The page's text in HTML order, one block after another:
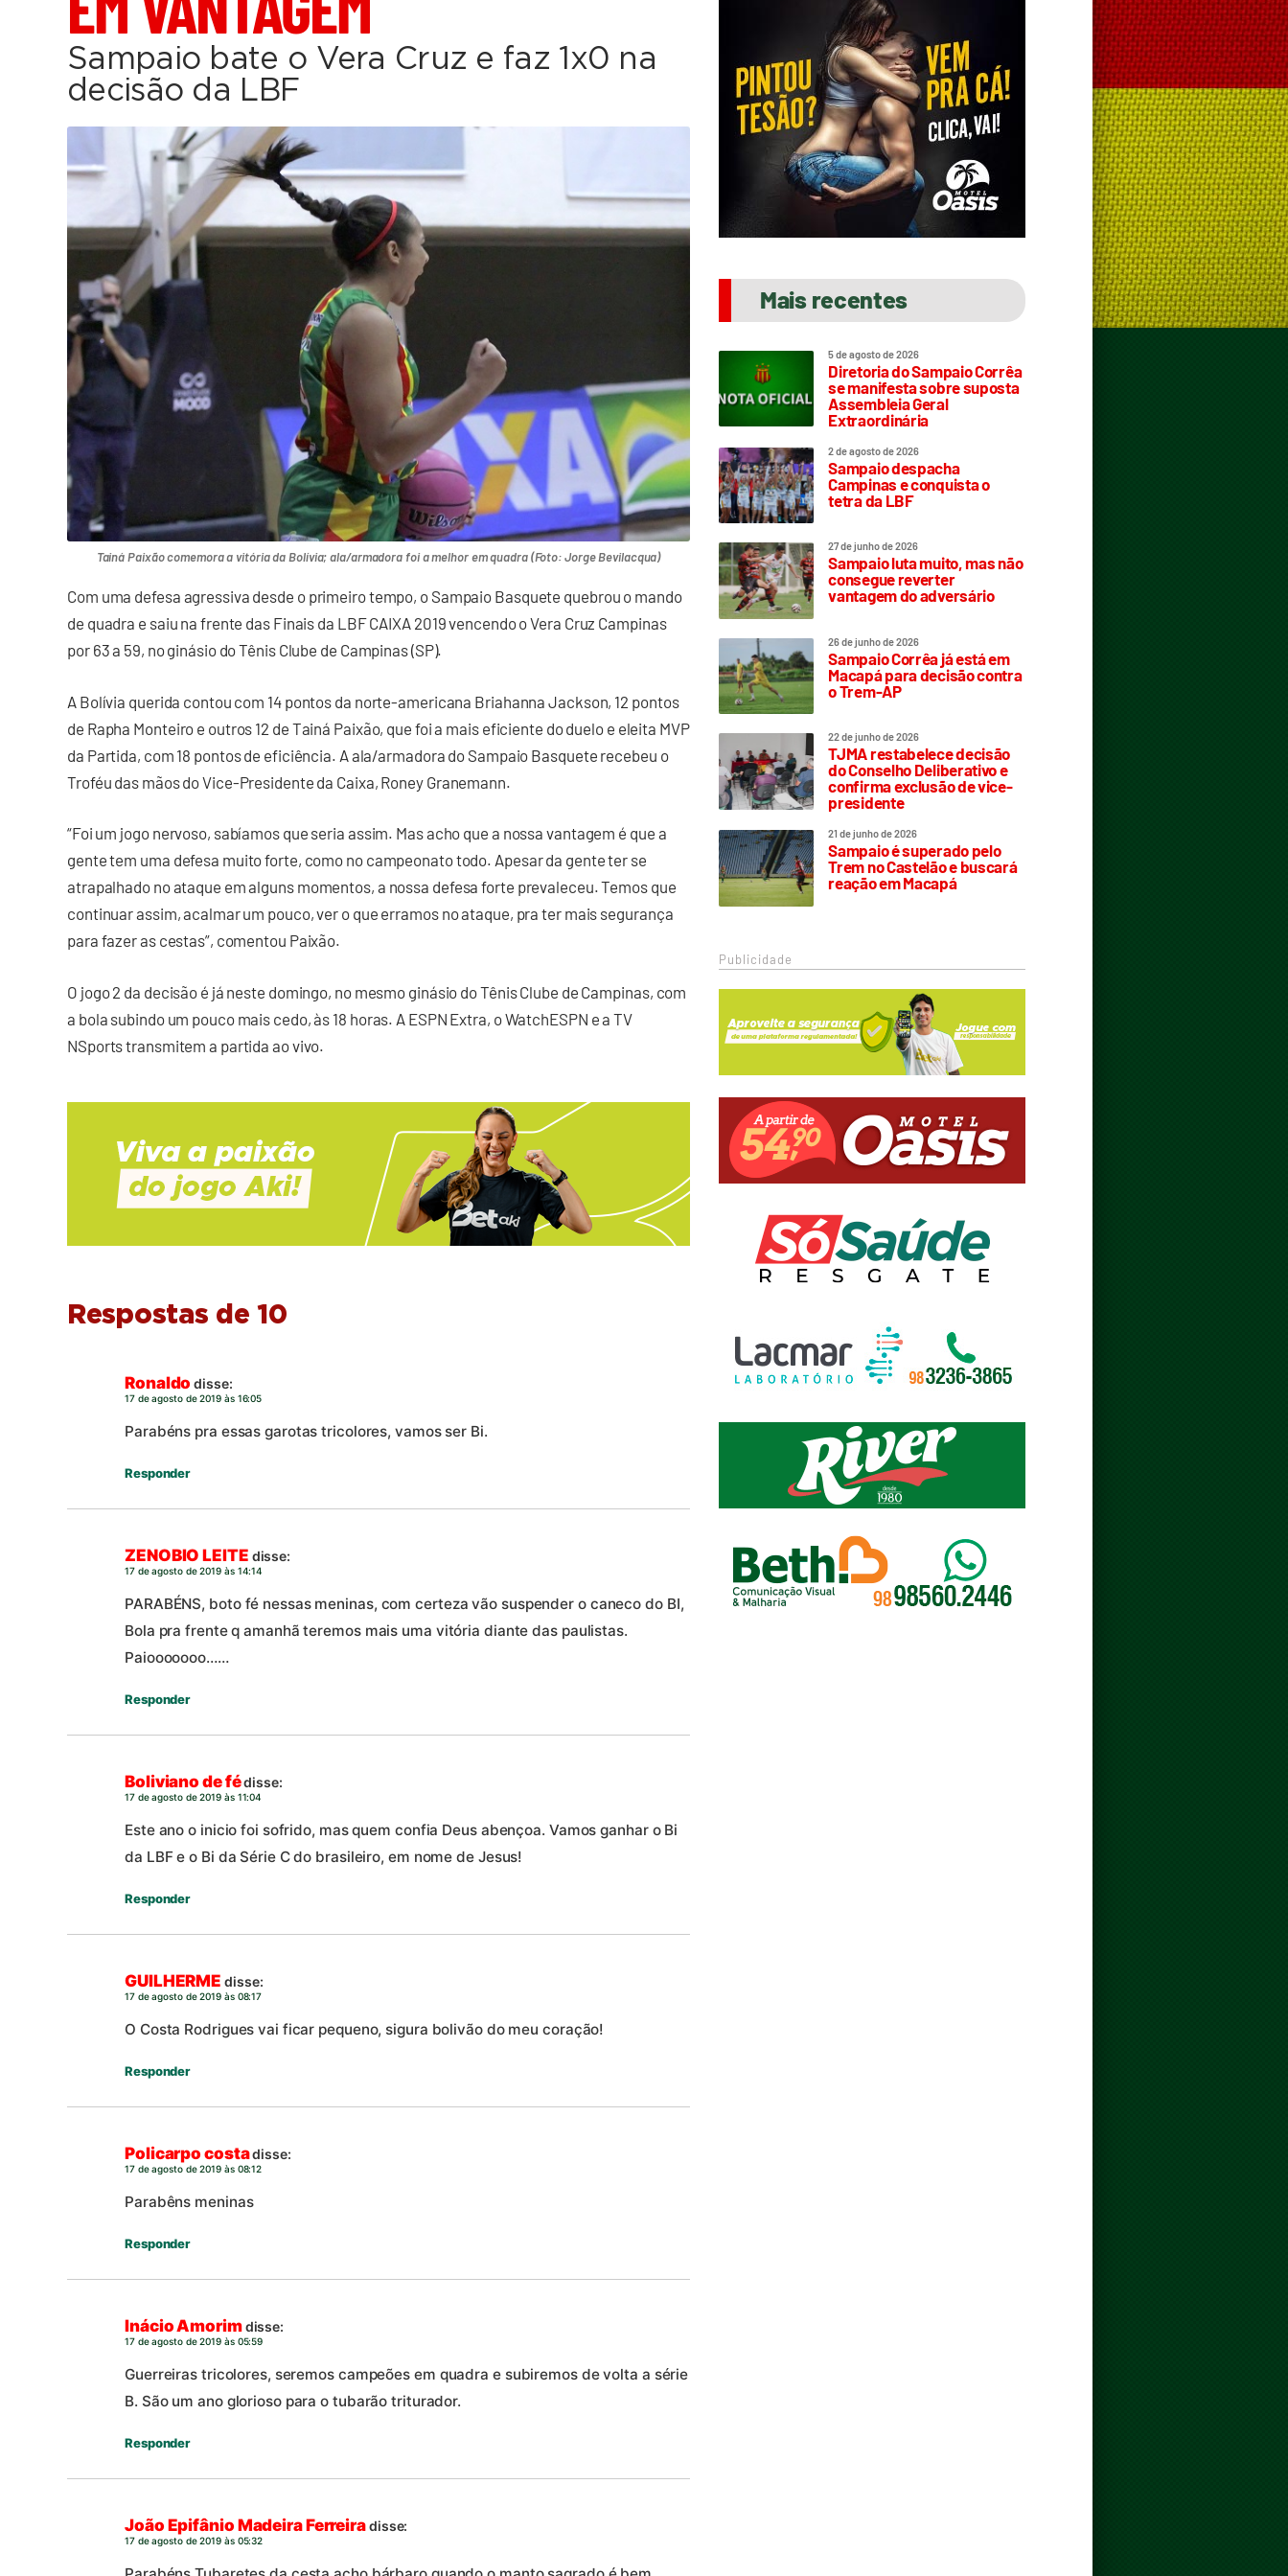
Sampaio bate o Vera Cruz e faz 1x0 na
decisão da LBF
Tainá Paixão comemora a vitória da Bolívia; ala/armadora foi a melhor em quadra (Foto: Jorge Bevilacqua)
Com uma defesa agressiva desde o primeiro tempo, o Sampaio Basquete quebrou o mando
de quadra e saiu na frente das Finais da LBF CAIXA 2019 vencendo o Vera Cruz Campinas
por 63 a 59, no ginásio do Tênis Clube de Campinas (SP).
A Bolívia querida contou com 14 pontos da norte-americana Briahanna Jackson, 12 pontos
de Rapha Monteiro e outros 12 de Tainá Paixão, que foi a mais eficiente do duelo e eleita MVP
da Partida, com 18 pontos de eficiência. A ala/armadora do Sampaio Basquete recebeu o
Troféu das mãos do Vice-Presidente da Caixa, Roney Granemann.
“Foi um jogo nervoso, sabíamos que seria assim. Mas acho que a nossa vantagem é que a
gente tem uma defesa muito forte, como no campeonato todo. Apesar da gente ter se
atrapalhado no ataque em alguns momentos, a nossa defesa forte prevaleceu. Temos que
continuar assim, acalmar um pouco, ver o que erramos no ataque, pra ter mais segurança
para fazer as cestas”, comentou Paixão.
O jogo 2 da decisão é já neste domingo, no mesmo ginásio do Tênis Clube de Campinas, com
a bola subindo um pouco mais cedo, às 18 horas. A ESPN Extra, o WatchESPN e a TV
NSports transmitem a partida ao vivo.
Respostas de 10
Ronaldo disse:
17 de agosto de 2019 às 16:05
Parabéns pra essas garotas tricolores, vamos ser Bi.
Responder
ZENOBIO LEITE disse:
17 de agosto de 2019 às 14:14
PARABÉNS, boto fé nessas meninas, com certeza vão suspender o caneco do BI,
Bola pra frente q amanhã teremos mais uma vitória diante das paulistas.
Paiooooooo……
Responder
Boliviano de fédisse:
17 de agosto de 2019 às 11:04
Este ano o inicio foi sofrido, mas quem confia Deus abençoa. Vamos ganhar o Bi
da LBF e o Bi da Série C do brasileiro, em nome de Jesus!
Responder
GUILHERME disse:
17 de agosto de 2019 às 08:17
O Costa Rodrigues vai ficar pequeno, sigura bolivão do meu coração!
Responder
Policarpo costadisse:
17 de agosto de 2019 às 08:12
Parabêns meninas
Responder
Inácio Amorimdisse:
17 de agosto de 2019 às 05:59
Guerreiras tricolores, seremos campeões em quadra e subiremos de volta a série
B. São um ano glorioso para o tubarão triturador.
Responder
João Epifânio Madeira Ferreiradisse:
17 de agosto de 2019 às 05:32
Mais recentes
5 de agosto de 2026
Diretoria do Sampaio Corrêa
se manifesta sobre suposta
Assembleia Geral
Extraordinária
2 de agosto de 2026
Sampaio despacha
Campinas e conquista o
tetra da LBF
27 de junho de 2026
Sampaio luta muito, mas não
consegue reverter
vantagem do adversário
26 de junho de 2026
Sampaio Corrêa já está em
Macapá para decisão contra
o Trem-AP
22 de junho de 2026
TJMA restabelece decisão
do Conselho Deliberativo e
confirma exclusão de vice-
presidente
21 de junho de 2026
Sampaio é superado pelo
Trem no Castelão e buscará
reação em Macapá
Publicidade